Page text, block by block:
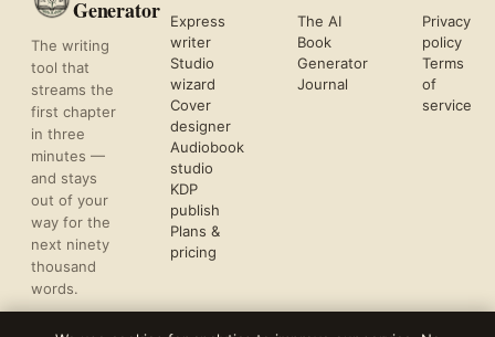
Generator
The writing
tool that
streams the
first chapter
in three
minutes —
and stays
out of your
way for the
next ninety
thousand
words.
Express
writer
Studio
wizard
Cover
designer
Audiobook
studio
KDP
publish
Plans &
pricing
The AI
Book
Generator
Journal
Privacy
policy
Terms
of
service